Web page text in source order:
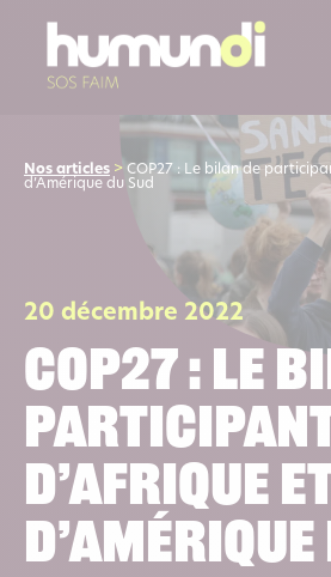
Nos articles > COP27 : Le bilan de
d’Amérique du Sud
20 décembre 2022
COP27 : Le
d’Afrique
d’Amérique